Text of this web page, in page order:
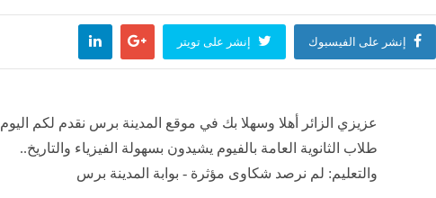
إنشر على الفيسبوك إنشر على تويتر
عزيزي الزائر أهلا وسهلا بك في موقع المدينة برس نقدم لكم اليوم
طلاب الثانوية العامة بالفيوم يشيدون بسهولة الفيزياء والتاريخ..
والتعليم: لم نرصد شكاوى مؤثرة - بوابة المدينة برس